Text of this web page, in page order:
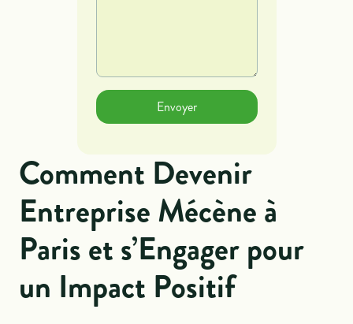
Comment Devenir
Entreprise Mécène à
Paris et s’Engager pour
un Impact Positif